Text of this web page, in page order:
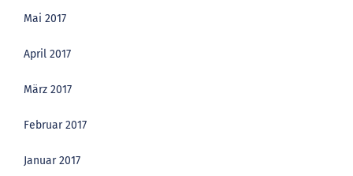
Mai 2017
April 2017
März 2017
Februar 2017
Januar 2017